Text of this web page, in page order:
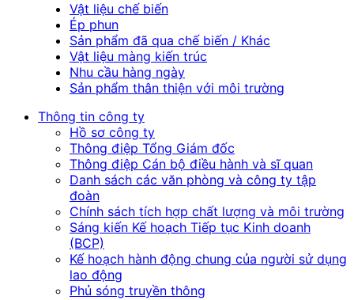
Vật liệu chế biến
Ép phun
Sản phẩm đã qua chế biến / Khác
Vật liệu màng kiến trúc
Nhu cầu hàng ngày
Sản phẩm thân thiện với môi trường
Thông tin công ty
Hồ sơ công ty
Thông điệp Tổng Giám đốc
Thông điệp Cán bộ điều hành và sĩ quan
Danh sách các văn phòng và công ty tập
đoàn
Chính sách tích hợp chất lượng và môi trường
Sáng kiến Kế hoạch Tiếp tục Kinh doanh
(BCP)
Kế hoạch hành động chung của người sử dụng
lao động
Phủ sóng truyền thông